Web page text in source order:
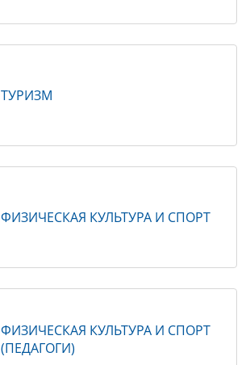
ТУРИЗМ
ФИЗИЧЕСКАЯ КУЛЬТУРА И СПОРТ
ФИЗИЧЕСКАЯ КУЛЬТУРА И СПОРТ
(ПЕДАГОГИ)